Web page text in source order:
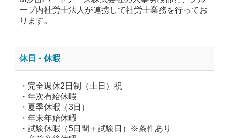
ープ内社労士法人が連携して社労士業務を行ってお
ります。
休日・休暇
・完全週休2日制（土日）祝
・年次有給休暇
・夏季休暇（3日）
・年末年始休暇
・試験休暇（5日間＋試験日）※条件あり